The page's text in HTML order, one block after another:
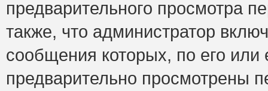
предварительного просмотра
также, что администратор
сообщения которых, по его
предварительно просмотрены